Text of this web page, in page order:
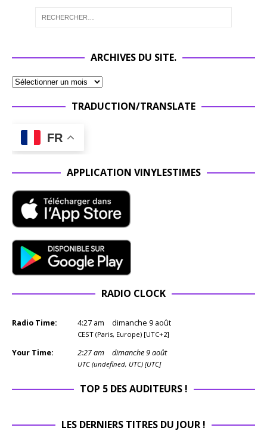
ARCHIVES DU SITE.
TRADUCTION/TRANSLATE
FR
APPLICATION VINYLESTIMES
RADIO CLOCK
Radio Time: 4:27 am dimanche 9 août
CEST (Paris, Europe) [UTC+2]
Your Time: 2:27am dimanche 9 août
UTC (undefined, UTC) [UTC]
TOP 5 DES AUDITEURS !
LES DERNIERS TITRES DU JOUR !